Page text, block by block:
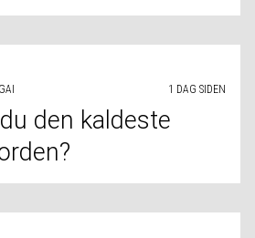
1 DAG SIDEN
den kaldeste